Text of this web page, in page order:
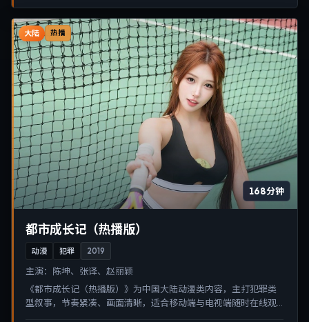
大陆 热播
168分钟
都市成长记（热播版）
动漫 犯罪 2019
主演： 陈坤、张译、赵丽颖
《都市成长记（热播版）》为中国大陆动漫类内容，主打犯罪类
型叙事，节奏紧凑、画面清晰，适合移动端与电视端随时在线观